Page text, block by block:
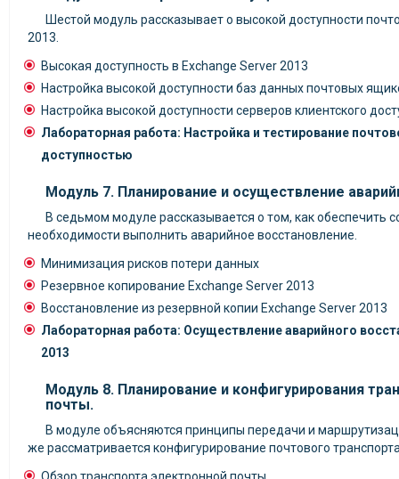
Шестой модуль рассказывает о высокой доступности
2013.
Высокая доступность в Exchange Server 2013
Настройка высокой доступности баз данных почтовых
Настройка высокой доступности серверов клиентского
Лабораторная работа: Настройка и тестирование
доступностью
Модуль 7. Планирование и осуществление
В седьмом модуле рассказывается о том, как обеспечить
необходимости выполнить аварийное восстановление.
Минимизация рисков потери данных
Резервное копирование Exchange Server 2013
Восстановление из резервной копии Exchange Server 2013
Лабораторная работа: Осуществление аварийного
2013
Модуль 8. Планирование и конфигурирования
почты.
В модуле объясняются принципы передачи и
же рассматривается конфигурирование почтового